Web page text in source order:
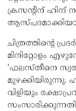
ക്രസന്റിന്
ആസ്പദമാക്കിയാണ്
ചിത്രത്തിന്റെ
മിനിറ്റോളം
‘ഫലസ്തീനെ
മുഴക്കിയിരുന്നു.
വിളിയും